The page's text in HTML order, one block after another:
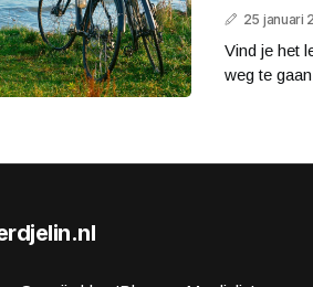
25 januari
Vind je het
weg te